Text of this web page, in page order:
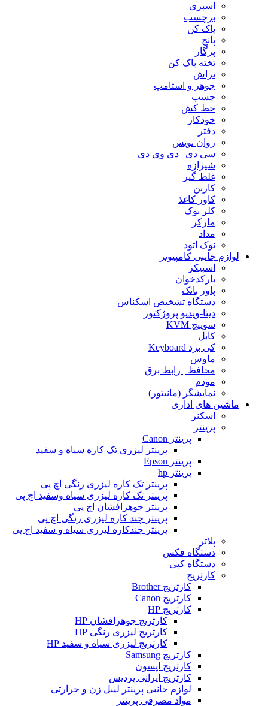
اسپری
برچسب
پاک کن
پانچ
پرگار
تخته پاک کن
تراش
جوهر و استامپ
چسب
خط کش
خودکار
دفتر
روان نویس
سی دی | دی وی دی
شیرازه
غلط گیر
کاربن
کاور کاغذ
کلر بوک
مارکر
مداد
نوک اتود
لوازم جانبی کامپیوتر
اسپیکر
بارکدخوان
پاور بانک
دستگاه تشخیص اسکناس
دیتا-ویدیو پروژکتور
سوییچ KVM
کابل
کی برد Keyboard
ماوس
محافظ | رابط برق
مودم
نمایشگر (مانیتور)
ماشین های اداری
اسکنر
پرینتر
پرینتر Canon
پرینتر لیزری تک کاره سیاه و سفید
پرینتر Epson
پرینتر hp
پرینتر تک کاره لیزری رنگی اچ پی
پرینتر تک کاره لیزری سیاه وسفید اچ پی
پرینتر جوهرافشان اچ پی
پرینتر چند کاره لیزری رنگی اچ پی
پرینتر چندکاره لیزری سیاه و سفید اچ پی
پلاتر
دستگاه فکس
دستگاه کپی
کارتریج
کارتریج Brother
کارتریج Canon
کارتریج HP
کارتریج جوهرافشان HP
کارتریج لیزری رنگی HP
کارتریج لیزری سیاه و سفید HP
کارتریج Samsung
کارتریج اپسون
کارتریج ایرانی پردیس
لوازم جانبی پرینتر لیبل زن و حرارتی
مواد مصرفی پرینتر